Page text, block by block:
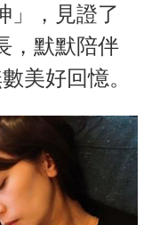
」，見證了
，默默陪伴
美好回憶。